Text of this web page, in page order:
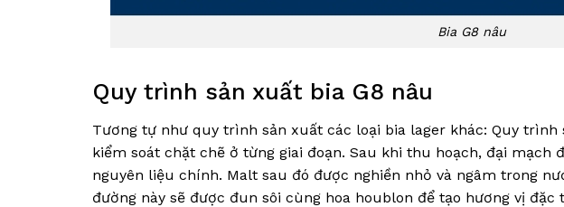
Bia G8 nâu
Quy trình sản xuất bia G8 nâu
Tương tự như quy trình sản xuất các loại bia lager khác: Quy trình
kiểm soát chặt chẽ ở từng giai đoạn. Sau khi thu hoạch, đại mạch
nguyên liệu chính. Malt sau đó được nghiền nhỏ và ngâm trong
đường này sẽ được đun sôi cùng hoa houblon để tạo hương vị